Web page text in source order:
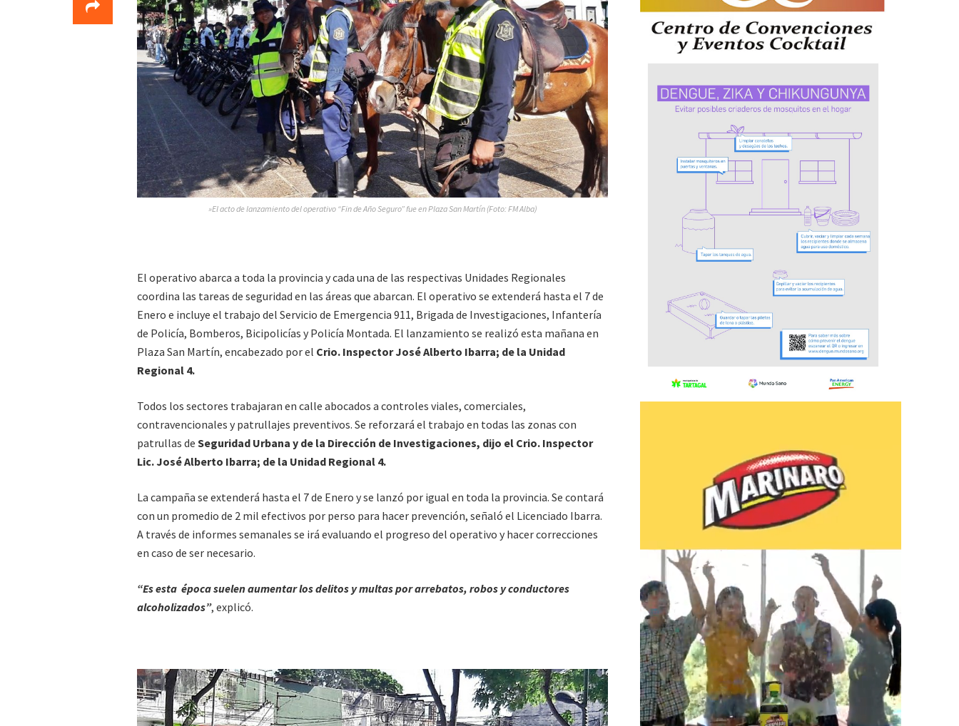
»El acto de lanzamiento del operativo “Fin de Año Seguro” fue en Plaza San Martín (Foto: FM Alba)
El operativo abarca a toda la provincia y cada una de las respectivas Unidades Regionales
coordina las tareas de seguridad en las áreas que abarcan. El operativo se extenderá hasta el 7 de
Enero e incluye el trabajo del Servicio de Emergencia 911, Brigada de Investigaciones, Infantería
de Policía, Bomberos, Bicipolicías y Policía Montada. El lanzamiento se realizó esta mañana en
Plaza San Martín, encabezado por el Crio. Inspector José Alberto Ibarra; de la Unidad
Regional 4.
Todos los sectores trabajaran en calle abocados a controles viales, comerciales,
contravencionales y patrullajes preventivos. Se reforzará el trabajo en todas las zonas con
patrullas de Seguridad Urbana y de la Dirección de Investigaciones, dijo el Crio. Inspector
Lic. José Alberto Ibarra; de la Unidad Regional 4.
La campaña se extenderá hasta el 7 de Enero y se lanzó por igual en toda la provincia. Se contará
con un promedio de 2 mil efectivos por perso para hacer prevención, señaló el Licenciado Ibarra.
A través de informes semanales se irá evaluando el progreso del operativo y hacer correcciones
en caso de ser necesario.
“Es esta época suelen aumentar los delitos y multas por arrebatos, robos y conductores
alcoholizados”, explicó.